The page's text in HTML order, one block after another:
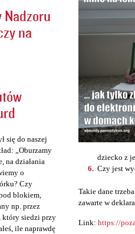
na
się do naszej
„Oburzamy
na działania
o
Czy
blokiem,
np. przez
który siedzi przy
ile naprawdę
dziecko z
Czy jest
Takie dane
zawarte w
Link: https://